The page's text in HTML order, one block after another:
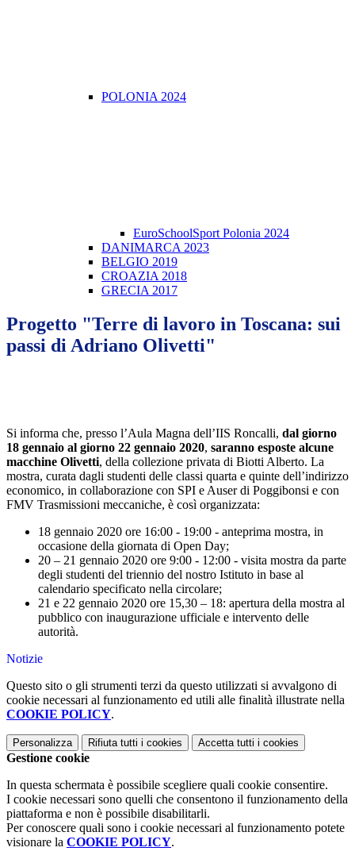
POLONIA 2024
EuroSchoolSport Polonia 2024
DANIMARCA 2023
BELGIO 2019
CROAZIA 2018
GRECIA 2017
Progetto "Terre di lavoro in Toscana: sui
passi di Adriano Olivetti"
Si informa che, presso l’Aula Magna dell’IIS Roncalli, dal giorno
18 gennaio al giorno 22 gennaio 2020, saranno esposte alcune
macchine Olivetti, della collezione privata di Biotti Alberto. La
mostra, curata dagli studenti delle classi quarta e quinte dell’indirizzo
economico, in collaborazione con SPI e Auser di Poggibonsi e con
FMV Trasmissioni meccaniche, è così organizzata:
18 gennaio 2020 ore 16:00 - 19:00 - anteprima mostra, in
occasione della giornata di Open Day;
20 – 21 gennaio 2020 ore 9:00 - 12:00 - visita mostra da parte
degli studenti del triennio del nostro Istituto in base al
calendario specificato nella circolare;
21 e 22 gennaio 2020 ore 15,30 – 18: apertura della mostra al
pubblico con inaugurazione ufficiale e intervento delle
autorità.
Notizie
Questo sito o gli strumenti terzi da questo utilizzati si avvalgono di
cookie necessari al funzionamento ed utili alle finalità illustrate nella
COOKIE POLICY.
Personalizza Rifiuta tutti i cookies Accetta tutti i cookies
Gestione cookie
In questa schermata è possibile scegliere quali cookie consentire.
I cookie necessari sono quelli che consentono il funzionamento della
piattaforma e non è possibile disabilitarli.
Per conoscere quali sono i cookie necessari al funzionamento potete
visionare la COOKIE POLICY.